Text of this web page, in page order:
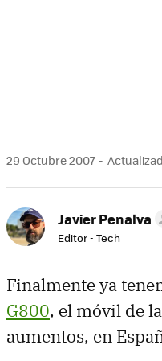
29 Octubre 2007
Javier Penalva
Editor - Tech
Finalmente ya
G800, el móvil de
aumentos, en